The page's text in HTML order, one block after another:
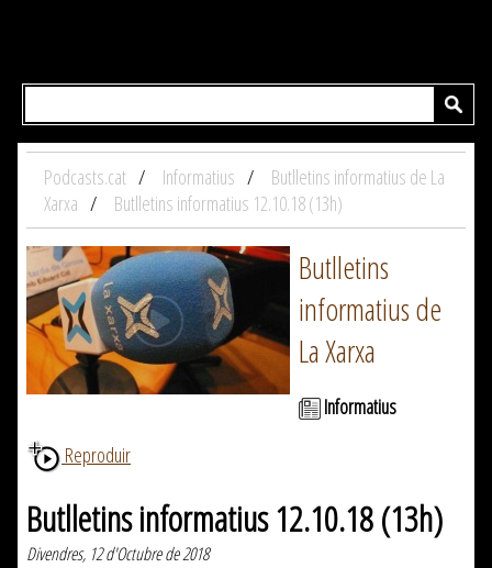
Podcasts.cat Informatius
Butlletins informatius de La
Xarxa
Butlletins informatius 12.10.18 (13h)
Butlletins
informatius de
La Xarxa
Informatius
Reproduir
Butlletins informatius 12.10.18 (13h)
Divendres, 12 d'Octubre de 2018